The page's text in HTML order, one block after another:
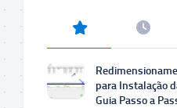
para Instalação
Guia Passo a